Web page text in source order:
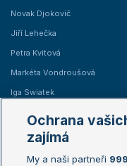
Novak Djokovič
Jiří Lehečka
Petra Kvitová
Markéta Vondroušová
Iga Swiatek
Žebříčky
Žebříček ATP (muži)
Ochrana
zajímá
My a naši partneři 999